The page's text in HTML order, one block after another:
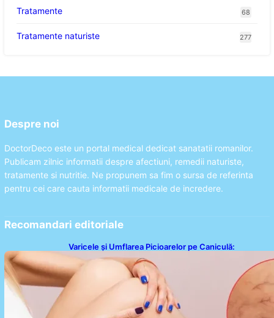
Tratamente 68
Tratamente naturiste 277
Despre noi
DoctorDeco este un portal medical dedicat sanatatii romanilor.
Publicam zilnic informatii despre afectiuni, remedii naturiste,
tratamente si nutritie. Ne propunem sa fim o sursa de referinta
pentru cei care cauta informatii medicale de incredere.
Recomandari editoriale
Varicele și Umflarea Picioarelor pe Caniculă:
Înțelegerea Simptomelor și Măsurilor de Prevenție